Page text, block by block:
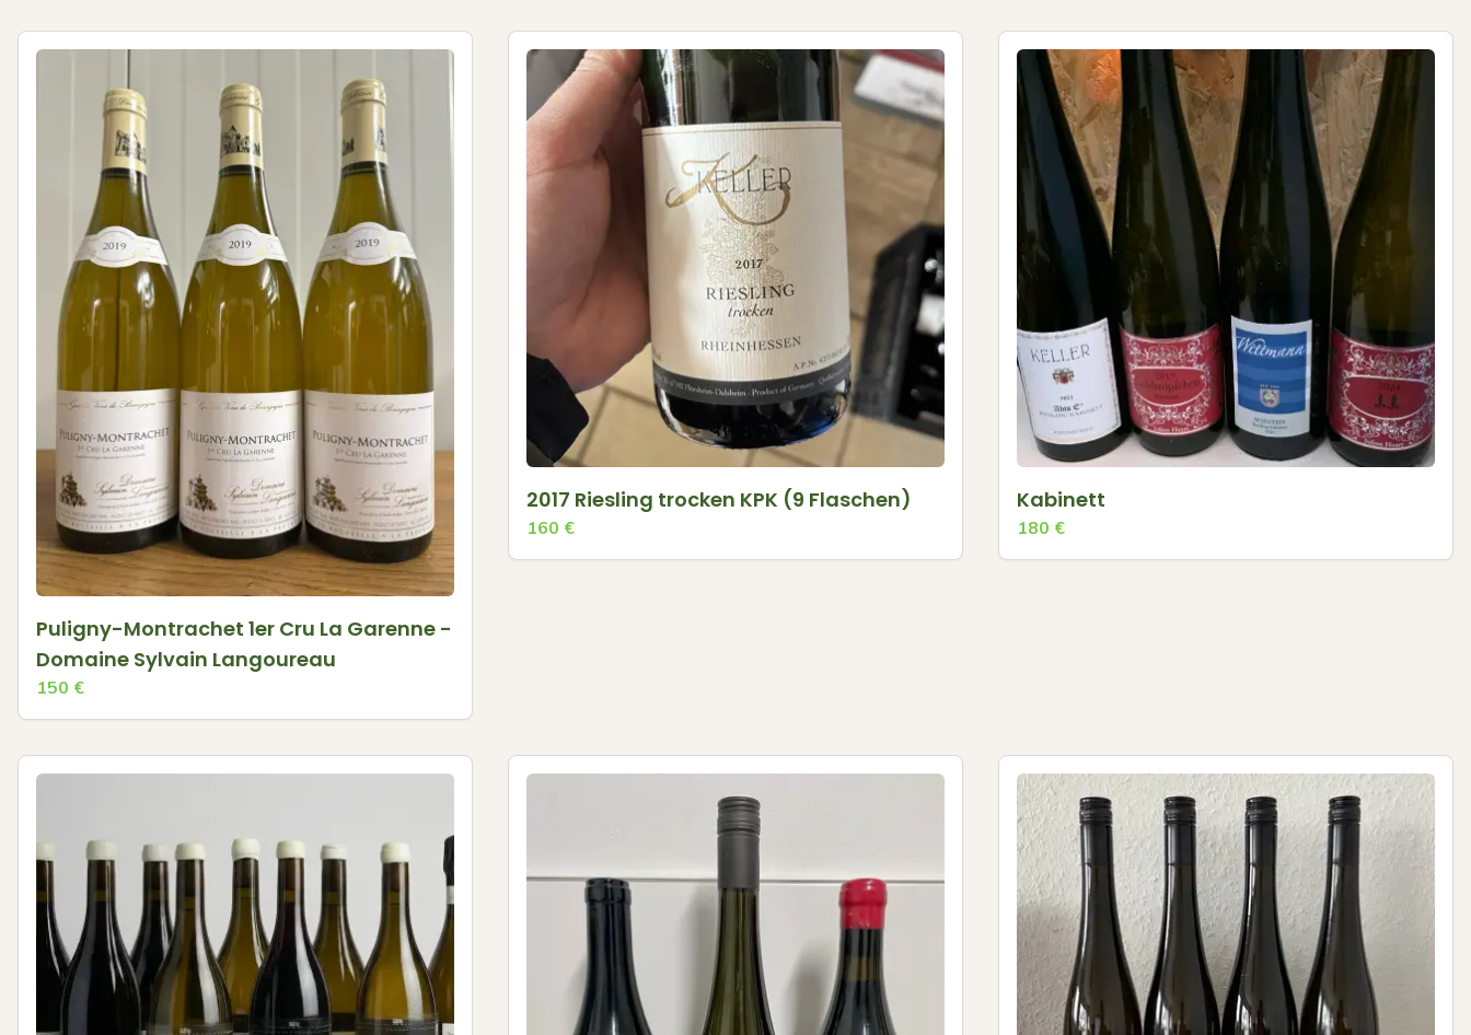
Puligny-Montrachet 1er Cru La Garenne -
Domaine Sylvain Langoureau
150 €
2017 Riesling trocken KPK (9 Flaschen)
160 €
Kabinett
180 €